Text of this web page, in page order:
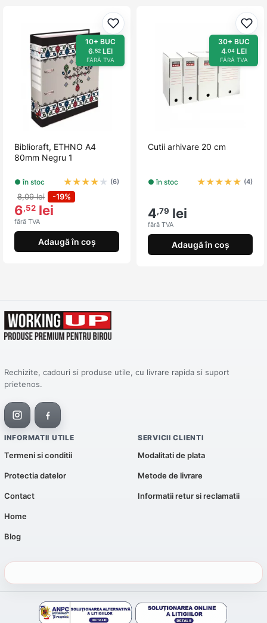
Adaugă la favorite
10+ BUC
6 ,52LEI
FĂRĂ TVA
Biblioraft, ETHNO A4
80mm Negru 1
● în stoc ★★★★ ★ (6)
8,09 lei -19%
6,52 lei
fără TVA
Adaugă în coș
30+ BUC
4 ,04LEI
FĂRĂ TVA
Cutii arhivare 20 cm
● în stoc ★★★★★ (4)
4,79 lei
fără TVA
Adaugă în coș
Rechizite, cadouri si produse utile, cu livrare rapida si suport
prietenos.
INFORMATII UTILE
Termeni si conditii
Protectia datelor
Contact
Home
Blog
SERVICII CLIENTI
Modalitati de plata
Metode de livrare
Informatii retur si reclamatii